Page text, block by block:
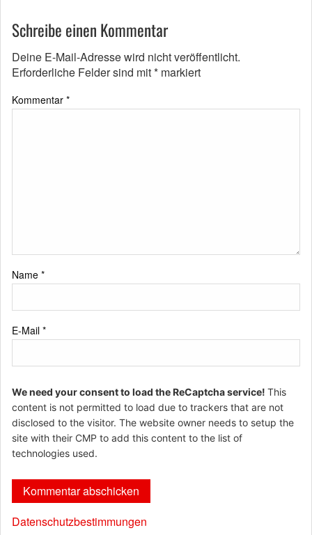
Schreibe einen Kommentar
Deine E-Mail-Adresse wird nicht veröffentlicht.
Erforderliche Felder sind mit* markiert
Kommentar *
Name *
E-Mail *
We need your consent to load the ReCaptcha service! This
content is not permitted to load due to trackers that are not
disclosed to the visitor. The website owner needs to setup the
site with their CMP to add this content to the list of
technologies used.
Datenschutzbestimmungen